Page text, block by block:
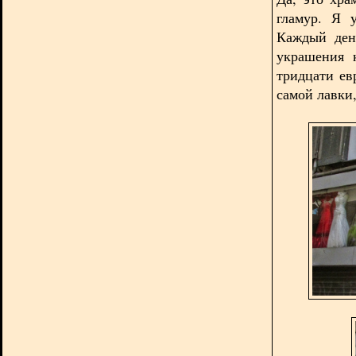
гламур. Я
Каждый
украшения
тридцати
самой